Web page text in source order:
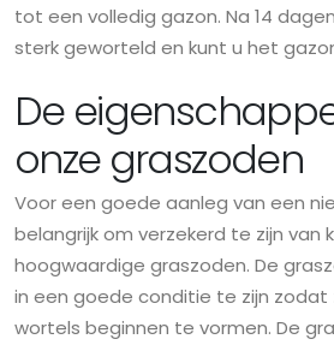
tot een volledig gazon. Na 14
sterk geworteld en kunt u het
De
onze graszoden
Voor een goede aanleg van een
belangrijk om verzekerd te zijn van
hoogwaardige graszoden. De
in een goede conditie te zijn zodat
wortels beginnen te vormen. De